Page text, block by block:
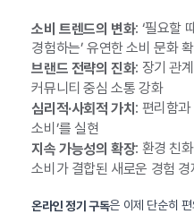
소비 트렌드의 변화: ‘필요할
경험하는’ 유연한 소비 문화
브랜드 전략의 진화: 장기 관
커뮤니티 중심 소통 강화
심리적·사회적 가치 : 편리함과
소비’를 실현
지속 가능성의 확장: 환경 친
소비가 결합된 새로운 경험 경
온라인 정기 구독은 이제 단순히